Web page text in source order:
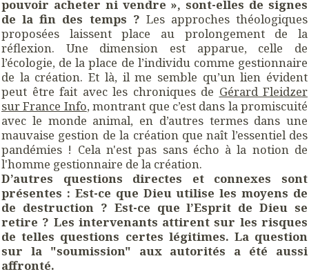
pouvoir acheter ni vendre », sont-elles de signes
de la fin des temps ? Les approches théologiques
proposées laissent place au prolongement de la
réflexion. Une dimension est apparue, celle de
l’écologie, de la place de l’individu comme gestionnaire
de la création. Et là, il me semble qu’un lien évident
peut être fait avec les chroniques de Gérard Fleidzer
sur France Info, montrant que c’est dans la promiscuité
avec le monde animal, en d’autres termes dans une
mauvaise gestion de la création que naît l’essentiel des
pandémies ! Cela n'est pas sans écho à la notion de
l'homme gestionnaire de la création.
D’autres questions directes et connexes sont
présentes : Est-ce que Dieu utilise les moyens de
de destruction ? Est-ce que l’Esprit de Dieu se
retire ? Les intervenants attirent sur les risques
de telles questions certes légitimes. La question
sur la "soumission" aux autorités a été aussi
affronté.